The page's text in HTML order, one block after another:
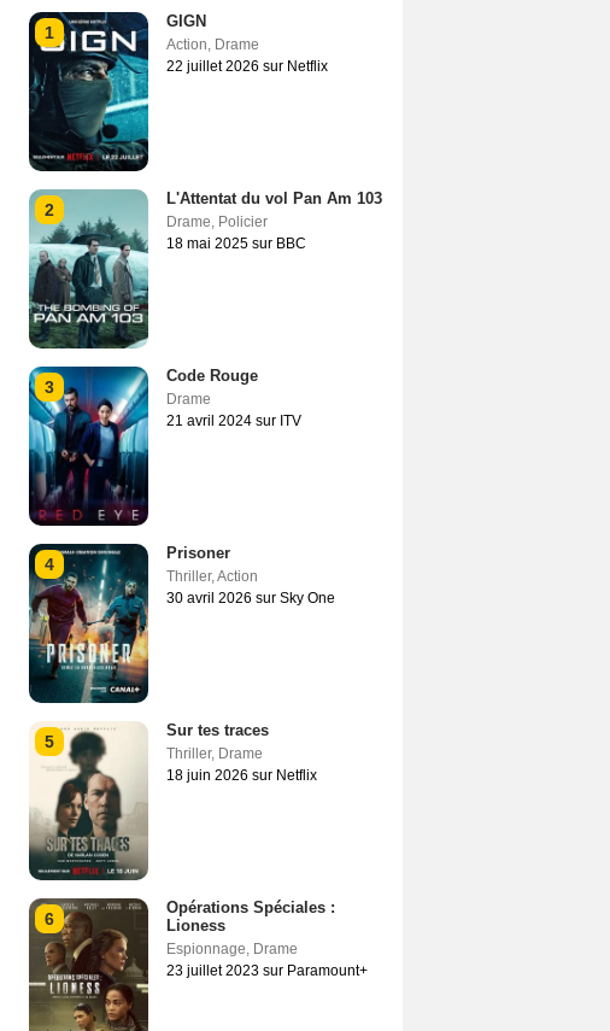
1
GIGN
Action, Drame
22 juillet 2026 sur Netflix
2
L'Attentat du vol Pan Am 103
Drame, Policier
18 mai 2025 sur BBC
3
Code Rouge
Drame
21 avril 2024 sur ITV
4
Prisoner
Thriller,Action
30 avril 2026 sur Sky One
5
Sur tes traces
Thriller, Drame
18 juin 2026 sur Netflix
6
Opérations Spéciales :
Lioness
Espionnage, Drame
23 juillet 2023 sur Paramount+